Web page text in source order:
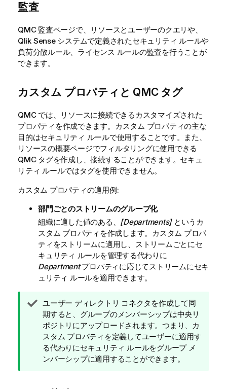
監査
QMC監査ページで、リソースとユーザーのクエリや、
Qlik Senseシステムで定義されたセキュリティ ルールや
負荷分散ルール、ライセンス ルールの監査を行うことが
できます。
カスタム プロパティと QMCタグ
QMCでは、リソースに接続できるカスタマイズされた
プロパティを作成できます。カスタム プロパティの主な
目的はセキュリティ ルールで使用することです。また、
リソースの概要ページでフィルタリングに使用できる
QMCタグを作成し、接続することができます。セキュ
リティ ルールではタグを使用できません。
カスタム プロパティの適用例:
部門ごとのストリームのグループ化
組織に適した値のある、 [Departments]というカ
スタム プロパティを作成します。カスタム プロパ
ティをストリームに適用し、ストリームごとにセ
キュリティ ルールを管理する代わりに
Departmentプロパティに応じてストリームにセキ
ュリティ ルールを適用できます。
ヒ
ン
ト
メ
モ
ユーザー ディレクトリ コネクタを作成して同
期すると、グループのメンバーシップは中央リ
ポジトリにアップロードされます。つまり、カ
スタム プロパティを定義してユーザーに適用す
る代わりにセキュリティ ルールをグループ メ
ンバーシップに適用することができます。